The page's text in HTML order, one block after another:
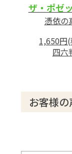
ザ・ポゼ
憑依の
1,650円
四六
お客様の